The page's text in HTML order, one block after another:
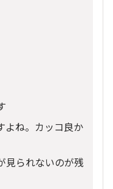
よね。カッコ良か
見られないのが残